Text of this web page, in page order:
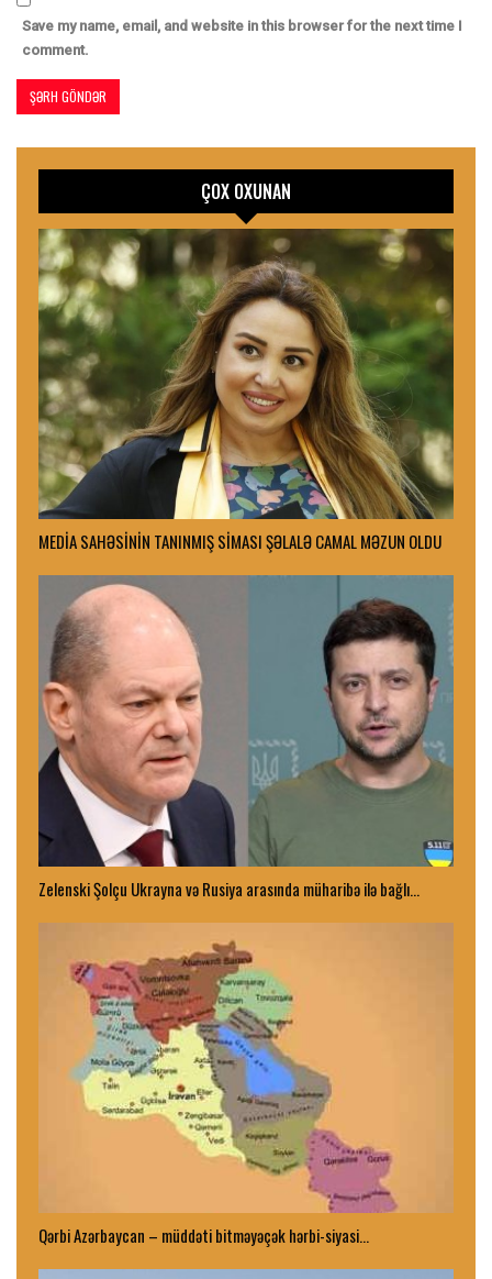
Save my name, email, and website in this browser for the next time I
comment.
ÇOX OXUNAN
MEDİA SAHƏSİNİN TANINMIŞ SİMASI ŞƏLALƏ CAMAL MƏZUN OLDU
Zelenski Şolçu Ukrayna və Rusiya arasında müharibə ilə bağlı…
Qərbi Azərbaycan – müddəti bitməyəçək hərbi-siyasi…